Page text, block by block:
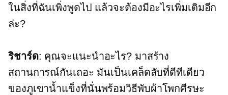
ในสิ่งที่ฉันเพิ่งพูดไป แล้วจะต้องมีอะไรเพิ่มเติมอีก
ล่ะ?
ริชาร์ด: คุณจะแนะนำอะไร? มาสร้าง
สถานการณ์กันเถอะ มันเป็นเคล็ดลับที่ดีทีเดียว
ของภูเขาน้ำแข็งที่นั่นพร้อมวิธีพับผ้าโพกศีรษะ